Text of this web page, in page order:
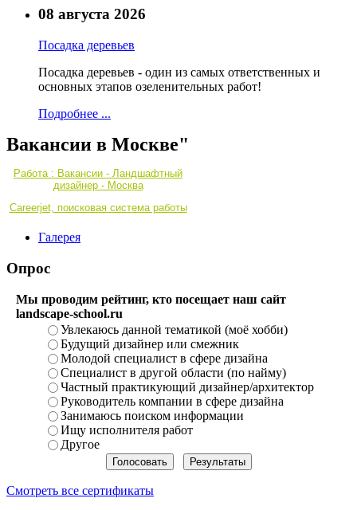
08 августа 2026
Посадка деревьев
Посадка деревьев - один из самых ответственных и
основных этапов озеленительных работ!
Подробнее ...
Вакансии в Москве"
Работа : Вакансии - Ландшафтный
дизайнер - Москва
Careerjet, поисковая система работы
Галерея
Опрос
Мы проводим рейтинг, кто посещает наш сайт
landscape-school.ru
Увлекаюсь данной тематикой (моё хобби)
Будущий дизайнер или смежник
Молодой специалист в сфере дизайна
Специалист в другой области (по найму)
Частный практикующий дизайнер/архитектор
Руководитель компании в сфере дизайна
Занимаюсь поиском информации
Ищу исполнителя работ
Другое
Смотреть все сертификаты